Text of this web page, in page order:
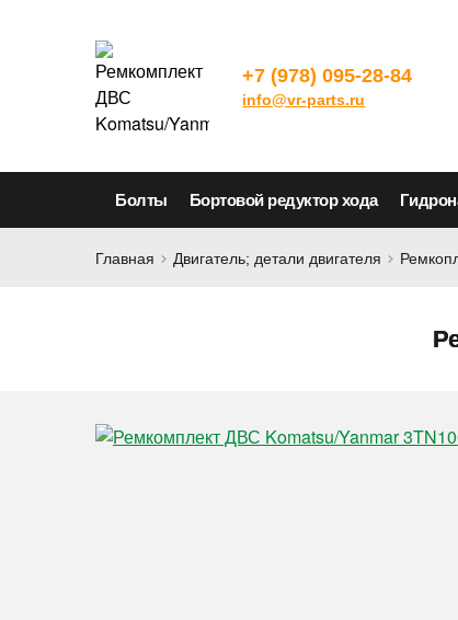
+7 (978) 095-28-84
info@vr-parts.ru
Болты Бортовой редуктор хода
Главная Двигатель; детали двигателя